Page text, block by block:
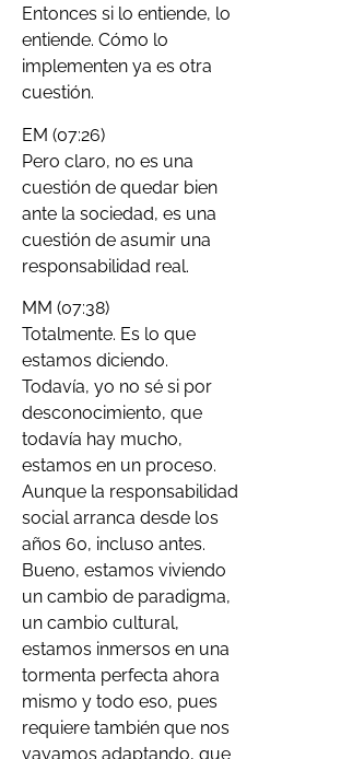
Entonces si lo entiende, lo
entiende. Cómo lo
implementen ya es otra
cuestión.
EM (07:26)
Pero claro, no es una
cuestión de quedar bien
ante la sociedad, es una
cuestión de asumir una
responsabilidad real.
MM (07:38)
Totalmente. Es lo que
estamos diciendo.
Todavía, yo no sé si por
desconocimiento, que
todavía hay mucho,
estamos en un proceso.
Aunque la responsabilidad
social arranca desde los
años 60, incluso antes.
Bueno, estamos viviendo
un cambio de paradigma,
un cambio cultural,
estamos inmersos en una
tormenta perfecta ahora
mismo y todo eso, pues
requiere también que nos
vayamos adaptando, que